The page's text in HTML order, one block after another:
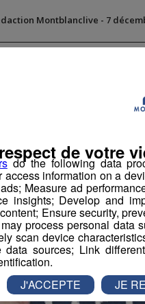
Montblanclive - 7
do the following data
access information on a
Measure ad
insights; Develop and
Ensure security,
process personal data
scan device
sources; Link
de votre
J'ACCEPTE JE